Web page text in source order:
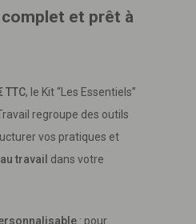
et prêt à
TTC, le Kit “Les Essentiels”
regroupe des outils
vos pratiques et
travail dans votre
: pour